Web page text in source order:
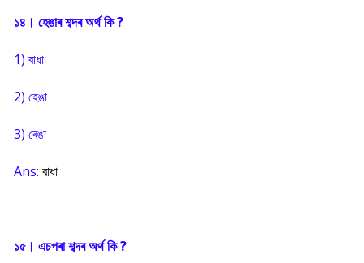
১৪। হেঙাৰ শব্দৰ অৰ্থ কি ?
1) বাধা
2) হেঙা
3) ৰেঙা
Ans: বাধা
১৫। এচপৰা শব্দৰ অৰ্থ কি ?